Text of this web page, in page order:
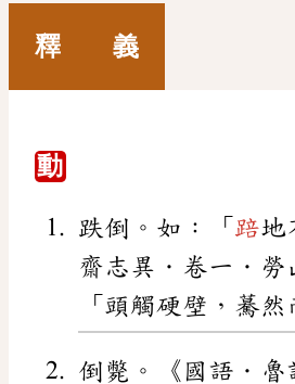
釋 義
動
跌倒。如：「 踣地
齋志異．卷一．勞
「頭觸硬壁，驀然
倒斃。《國語．魯